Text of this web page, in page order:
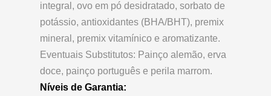
integral, ovo em pó desidratado, sorbato de
potássio, antioxidantes (BHA/BHT), premix
mineral, premix vitamínico e aromatizante.
Eventuais Substitutos: Painço alemão, erva
doce, painço português e perila marrom.
Níveis de Garantia: